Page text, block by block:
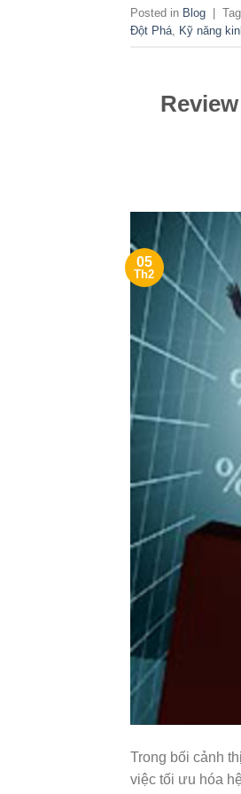
Posted in Blog
Đột Phá
Kỹ năng
05
Th2
Trong bối cảnh
việc tối ưu hóa